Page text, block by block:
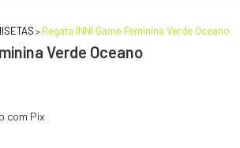
> Regata INNI Game Feminina Verde Oceano
Verde Oceano
com Pix